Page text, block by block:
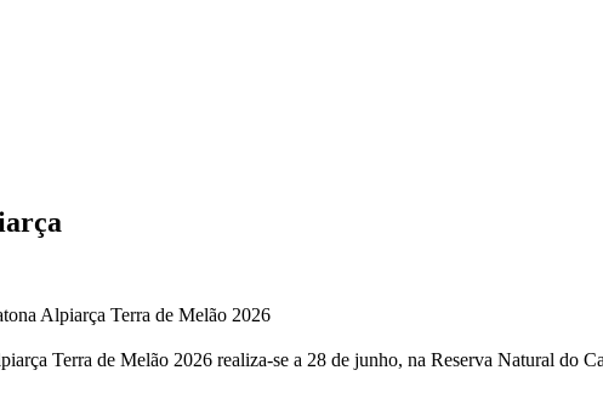
Alpiarça Terra de Melão 2026
Terra de Melão 2026 realiza-se a 28 de junho, na Reserva Natural do